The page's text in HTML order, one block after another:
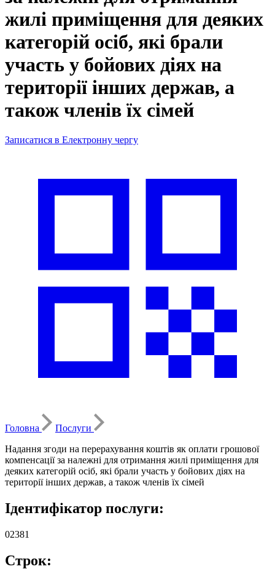
жилі приміщення для деяких
категорій осіб, які брали
участь у бойових діях на
території інших держав, а
також членів їх сімей
Записатися в Електронну чергу
Головна
Послуги
Надання згоди на перерахування коштів як оплати грошової
компенсації за належні для отримання жилі приміщення для
деяких категорій осіб, які брали участь у бойових діях на
території інших держав, а також членів їх сімей
Ідентифікатор послуги:
02381
Строк: